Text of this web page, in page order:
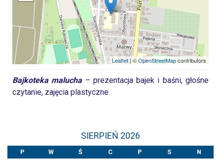
Leaflet | ©OpenStreetMapcontributors
Bajkoteka malucha– prezentacja bajek i baśni, głośne
czytanie, zajęcia plastyczne.
SIERPIEŃ 2026
P W Ś C P S
N